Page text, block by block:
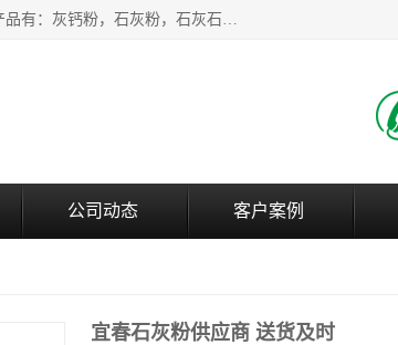
瑞金桂生建材公司一家专业从事建材产品经营研发、生产、销售为一体的福建重钙厂家；主要产品有：灰钙粉，石灰粉，石灰石，生石灰，熟石灰，氧化钙，重钙粉，氢氧化钙，农田石灰，畜牧业用石灰等。欢迎新老客户来电咨询！
公司动态 客户案例
宜春石灰粉供应商 送货及时